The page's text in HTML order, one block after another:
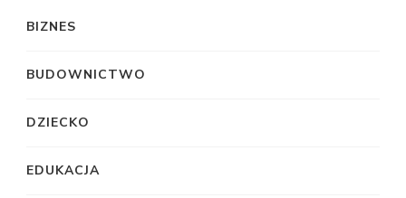
BIZNES
BUDOWNICTWO
DZIECKO
EDUKACJA